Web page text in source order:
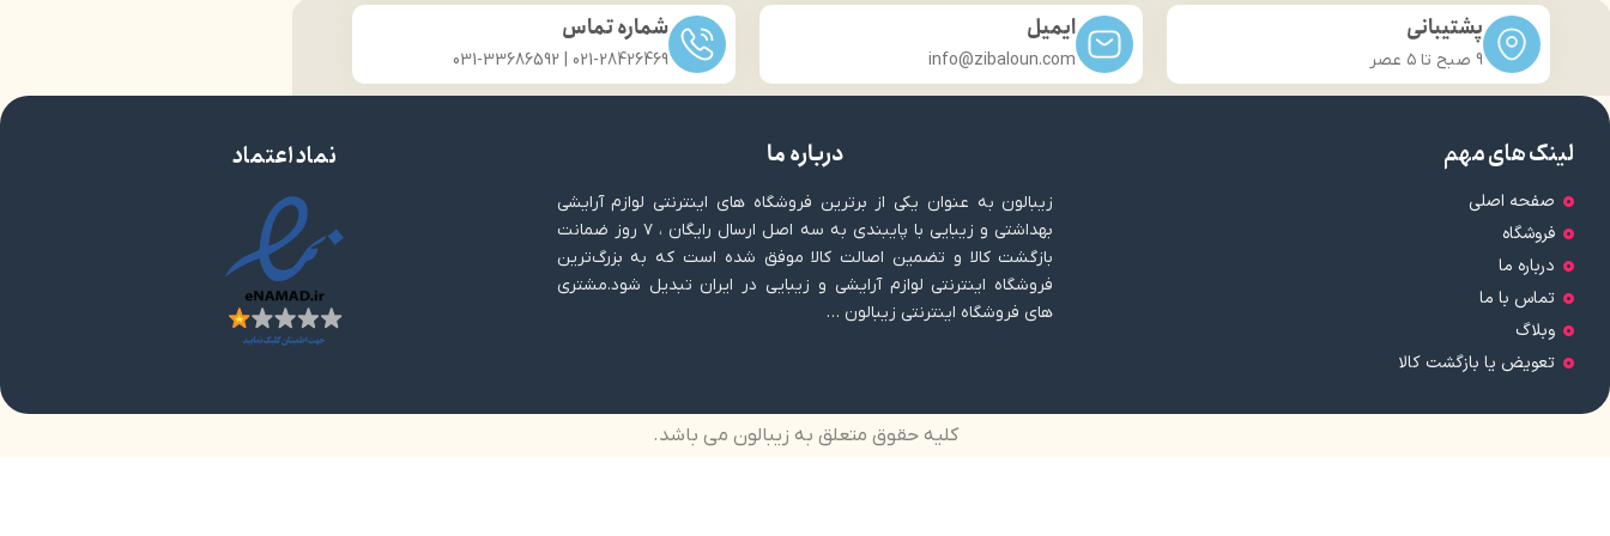
پشتیبانی
9 صبح تا ۵ عصر
ایمیل
info@zibaloun.com
شماره تماس
021-28426469 | 031-33686592
لینک های مهم
صفحه اصلی
فروشگاه
درباره ما
تماس با ما
وبلاگ
تعویض یا بازگشت کالا
درباره ما
زیبالون به عنوان یکی از برترین فروشگاه های اینترنتی لوازم آرایشی
بهداشتی و زیبایی با پایبندی به سه اصل ارسال رایگان ، ۷ روز ضمانت
بازگشت کالا و تضمین اصالت کالا موفق شده است که به بزرگ‌ترین
فروشگاه اینترنتی لوازم آرایشی و زیبایی در ایران تبدیل شود.مشتری
های فروشگاه اینترنتی زیبالون …
نماد اعتماد
کلیه حقوق متعلق به زیبالون می باشد.